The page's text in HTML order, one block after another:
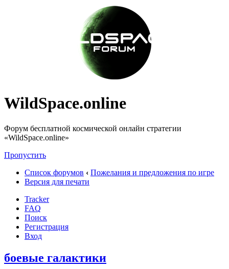
WildSpace.online
Форум бесплатной космической онлайн стратегии
«WildSpace.online»
Пропустить
Список форумов ‹ Пожелания и предложения по игре
Версия для печати
Tracker
FAQ
Поиск
Регистрация
Вход
боевые галактики